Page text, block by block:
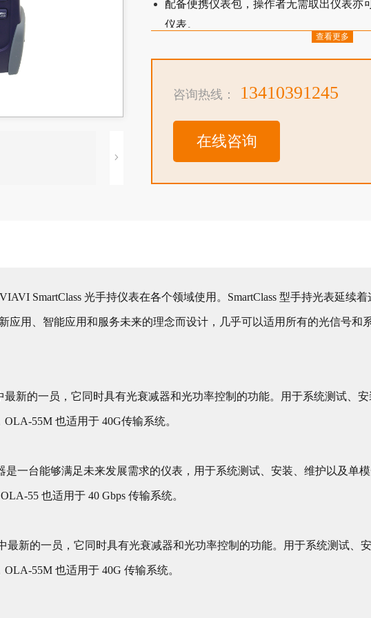
配备便携仪表包，操作者无需取出仪表亦
仪表。
具有 USB 通信端口，方便测试报告生成和
具有断电保持衰减量能力，降低测试风险。
查看更多
咨询热线： 13410391245
在线咨询
SmartClass 光手持仪表在各个领域使用。SmartClass 型手持光表延续着
新应用、智能应用和服务未来的理念而设计，几乎可以适用所有的光信号和
最新的一员，它同时具有光衰减器和光功率控制的功能。用于系统测试、
55M 也适用于 40G传输系统。
是一台能够满足未来发展需求的仪表，用于系统测试、安装、维护以及单
55 也适用于 40 Gbps 传输系统。
最新的一员，它同时具有光衰减器和光功率控制的功能。用于系统测试、
55M 也适用于 40G 传输系统。